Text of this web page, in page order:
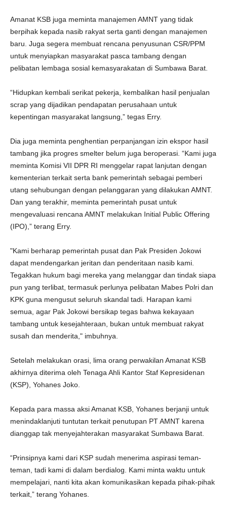
Amanat KSB juga meminta manajemen AMNT yang tidak
berpihak kepada nasib rakyat serta ganti dengan manajemen
baru. Juga segera membuat rencana penyusunan CSR/PPM
untuk menyiapkan masyarakat pasca tambang dengan
pelibatan lembaga sosial kemasyarakatan di Sumbawa Barat.
“Hidupkan kembali serikat pekerja, kembalikan hasil penjualan
scrap yang dijadikan pendapatan perusahaan untuk
kepentingan masyarakat langsung,” tegas Erry.
Dia juga meminta penghentian perpanjangan izin ekspor hasil
tambang jika progres smelter belum juga beroperasi. “Kami juga
meminta Komisi VII DPR RI menggelar rapat lanjutan dengan
kementerian terkait serta bank pemerintah sebagai pemberi
utang sehubungan dengan pelanggaran yang dilakukan AMNT.
Dan yang terakhir, meminta pemerintah pusat untuk
mengevaluasi rencana AMNT melakukan Initial Public Offering
(IPO),” terang Erry.
"Kami berharap pemerintah pusat dan Pak Presiden Jokowi
dapat mendengarkan jeritan dan penderitaan nasib kami.
Tegakkan hukum bagi mereka yang melanggar dan tindak siapa
pun yang terlibat, termasuk perlunya pelibatan Mabes Polri dan
KPK guna mengusut seluruh skandal tadi. Harapan kami
semua, agar Pak Jokowi bersikap tegas bahwa kekayaan
tambang untuk kesejahteraan, bukan untuk membuat rakyat
susah dan menderita," imbuhnya.
Setelah melakukan orasi, lima orang perwakilan Amanat KSB
akhirnya diterima oleh Tenaga Ahli Kantor Staf Kepresidenan
(KSP), Yohanes Joko.
Kepada para massa aksi Amanat KSB, Yohanes berjanji untuk
menindaklanjuti tuntutan terkait penutupan PT AMNT karena
dianggap tak menyejahterakan masyarakat Sumbawa Barat.
“Prinsipnya kami dari KSP sudah menerima aspirasi teman-
teman, tadi kami di dalam berdialog. Kami minta waktu untuk
mempelajari, nanti kita akan komunikasikan kepada pihak-pihak
terkait,” terang Yohanes.